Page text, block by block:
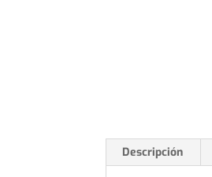
Descripción